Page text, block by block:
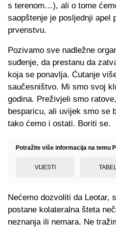
s terenom…), ali o tome
saopštenje je posljednji apel
prvenstvu.
Pozivamo sve nadležne
suđenje, da prestanu da
koja se ponavlja. Ćutanje
saučesništvo. Mi smo svoj
godina. Preživjeli smo
besparicu, ali uvijek smo se
tako ćemo i ostati. Boriti se.
Potražite više informacija na temu
VIJESTI
Nećemo dozvoliti da Leotar,
postane kolateralna šteta
neznanja ili nemara. Ne